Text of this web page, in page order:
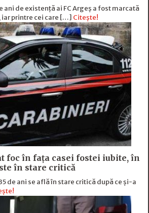
ani de existență ai FC Argeș a fost marcată
printre cei care […] Citește!
foc în fața casei fostei iubite, în
în stare critică
de ani se află în stare critică după ce și-a